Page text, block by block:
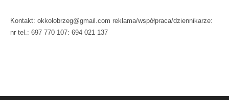
Kontakt: okkolobrzeg@gmail.com reklama/współpraca/dziennikarze:
nr tel.: 697 770 107: 694 021 137